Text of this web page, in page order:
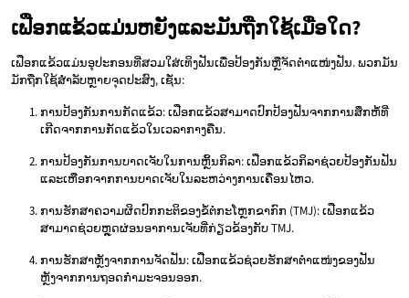
ເຟືອກແຂ້ວແມ່ນຫຍັງແລະມັນຖືກໃຊ້ເມື່ອໃດ?
ເຟືອກແຂ້ວແມ່ນອຸປະກອນທີ່ສວມໃສ່ເທິງຟັນເພື່ອປ້ອງກັນຫຼືຈັດຕໍາແໜ່ງຟັນ. ພວກມັນ
ມັກຖືກໃຊ້ສໍາລັບຫຼາຍຈຸດປະສົງ, ເຊັ່ນ:
ການປ້ອງກັນການກັດແຂ້ວ: ເຟືອກແຂ້ວສາມາດປົກປ້ອງຟັນຈາກການສຶກຫໍ້ທີ່
ເກີດຈາກການກັດແຂ້ວໃນເວລາກາງຄືນ.
ການປ້ອງກັນການບາດເຈັບໃນການຫຼິ້ນກິລາ: ເຟືອກແຂ້ວກິລາຊ່ວຍປ້ອງກັນຟັນ
ແລະເຫືອກຈາກການບາດເຈັບໃນລະຫວ່າງການເຄື່ອນໄຫວ.
ການຮັກສາຄວາມຜິດປົກກະຕິຂອງຂໍ້ຕໍ່ກະໂຫຼກຂາກົກ (TMJ): ເຟືອກແຂ້ວ
ສາມາດຊ່ວຍຫຼຸດຜ່ອນອາການເຈັບທີ່ກ່ຽວຂ້ອງກັບ TMJ.
ການຮັກສາຫຼັງຈາກການຈັດຟັນ: ເຟືອກແຂ້ວຊ່ວຍຮັກສາຕໍາແໜ່ງຂອງຟັນ
ຫຼັງຈາກການຖອດກໍາມະຈອນອອກ.